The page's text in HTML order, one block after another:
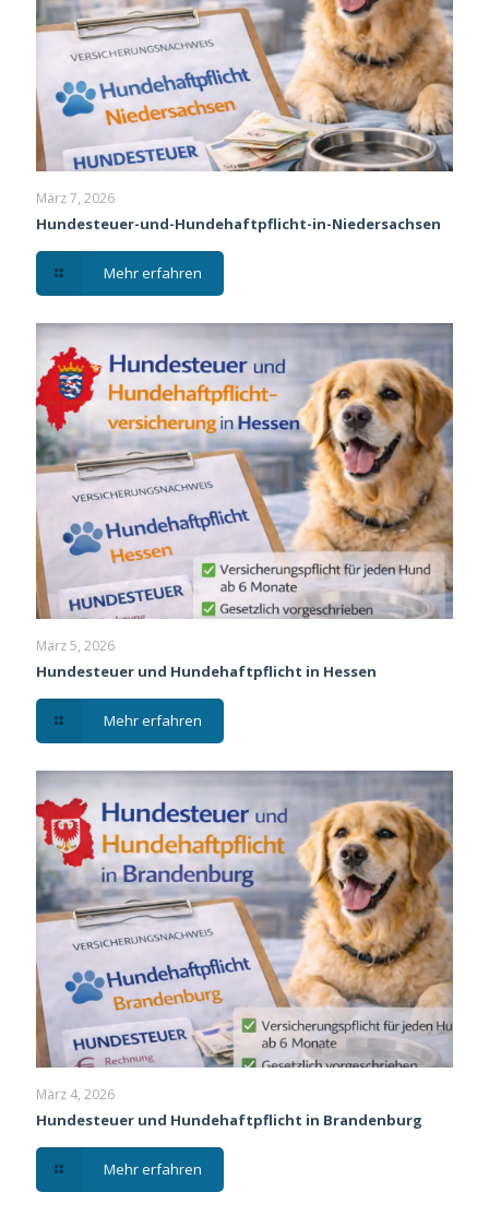
März 7, 2026
Hundesteuer-und-Hundehaftpflicht-in-Niedersachsen
Mehr erfahren
März 5, 2026
Hundesteuer und Hundehaftpflicht in Hessen
Mehr erfahren
März 4, 2026
Hundesteuer und Hundehaftpflicht in Brandenburg
Mehr erfahren